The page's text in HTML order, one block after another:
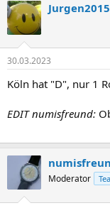
Jurgen2015
30.03.2023
Köln hat "D", nur 1
EDIT numisfreund:
Moderator